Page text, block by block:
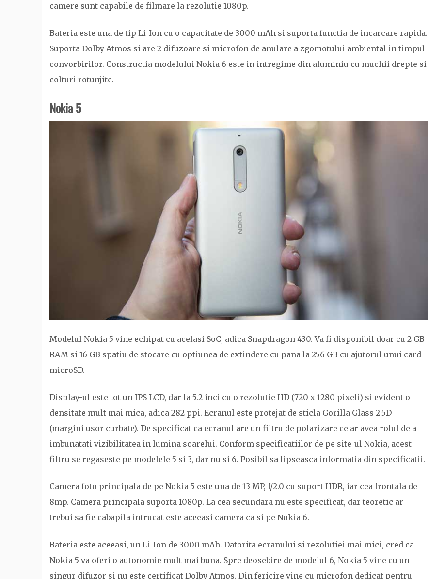
camere sunt capabile de filmare la rezolutie 1080p.
Bateria este una de tip Li-Ion cu o capacitate de 3000 mAh si suporta functia de incarcare rapida.
Suporta Dolby Atmos si are 2 difuzoare si microfon de anulare a zgomotului ambiental in timpul
convorbirilor. Constructia modelului Nokia 6 este in intregime din aluminiu cu muchii drepte si
colturi rotunjite.
Nokia 5
Modelul Nokia 5 vine echipat cu acelasi SoC, adica Snapdragon 430. Va fi disponibil doar cu 2 GB
RAM si 16 GB spatiu de stocare cu optiunea de extindere cu pana la 256 GB cu ajutorul unui card
microSD.
Display-ul este tot un IPS LCD, dar la 5.2 inci cu o rezolutie HD (720 x 1280 pixeli) si evident o
densitate mult mai mica, adica 282 ppi. Ecranul este protejat de sticla Gorilla Glass 2.5D
(margini usor curbate). De specificat ca ecranul are un filtru de polarizare ce ar avea rolul de a
imbunatati vizibilitatea in lumina soarelui. Conform specificatiilor de pe site-ul Nokia, acest
filtru se regaseste pe modelele 5 si 3, dar nu si 6. Posibil sa lipseasca informatia din specificatii.
Camera foto principala de pe Nokia 5 este una de 13 MP, f/2.0 cu suport HDR, iar cea frontala de
8mp. Camera principala suporta 1080p. La cea secundara nu este specificat, dar teoretic ar
trebui sa fie cabapila intrucat este aceeasi camera ca si pe Nokia 6.
Bateria este aceeasi, un Li-Ion de 3000 mAh. Datorita ecranului si rezolutiei mai mici, cred ca
Nokia 5 va oferi o autonomie mult mai buna. Spre deosebire de modelul 6, Nokia 5 vine cu un
singur difuzor si nu este certificat Dolby Atmos. Din fericire vine cu microfon dedicat pentru